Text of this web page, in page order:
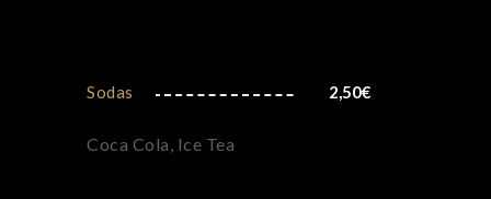
Sodas 2,50€
Coca Cola, Ice Tea